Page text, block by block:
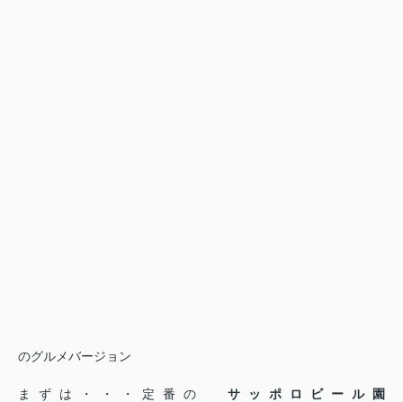
のグルメバージョン
まずは・・・定番の サッポロビール園